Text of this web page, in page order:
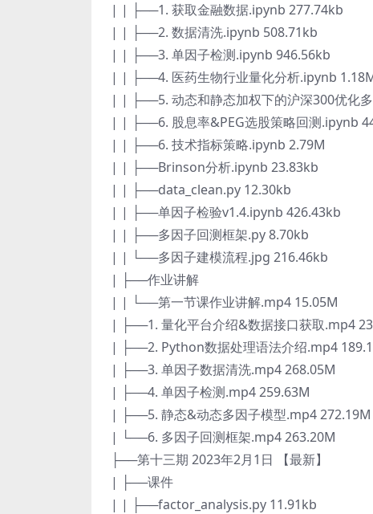
| | ├──1. 获取金融数据.ipynb 277.74kb
| | ├──2. 数据清洗.ipynb 508.71kb
| | ├──3. 单因子检测.ipynb 946.56kb
| | ├──4. 医药生物行业量化分析.ipynb
| | ├──5. 动态和静态加权下的沪深300优化
| | ├──6. 股息率&PEG选股策略回测.ipynb
| | ├──6. 技术指标策略.ipynb 2.79M
| | ├──Brinson分析.ipynb 23.83kb
| | ├──data_clean.py 12.30kb
| | ├──单因子检验v1.4.ipynb 426.43kb
| | ├──多因子回测框架.py 8.70kb
| | └──多因子建模流程.jpg 216.46kb
| ├──作业讲解
| | └──第一节课作业讲解.mp4 15.05M
| ├──1. 量化平台介绍&数据接口获取.mp4
| ├──2. Python数据处理语法介绍.mp4
| ├──3. 单因子数据清洗.mp4 268.05M
| ├──4. 单因子检测.mp4 259.63M
| ├──5. 静态&动态多因子模型.mp4 272.19M
| └──6. 多因子回测框架.mp4 263.20M
├──第十三期 2023年2月1日 【最新】
| ├──课件
| | ├──factor_analysis.py 11.91kb